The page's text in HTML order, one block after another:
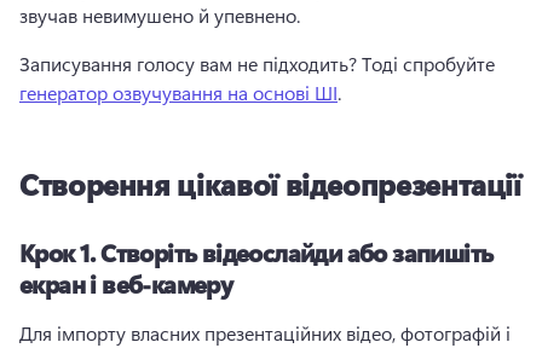
звучав невимушено й упевнено.
Записування голосу вам не підходить? Тоді спробуйте
генератор озвучування на основі ШІ.
Створення цікавої відеопрезентації
Крок 1.Створіть відеослайди або запишіть
екран і веб-камеру
Для імпорту власних презентаційних відео, фотографій і